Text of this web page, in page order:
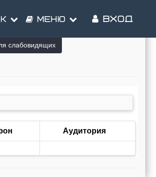
МЕНЮ ВХОД
Аудитория
слабовидящих